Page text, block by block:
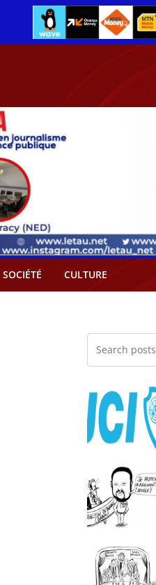
SOCIÉTÉ CULTURE